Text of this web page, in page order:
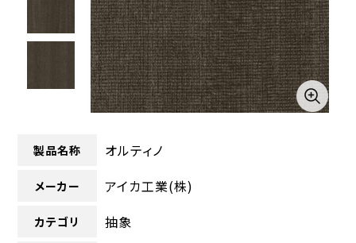
製品名称 オルティノ
メーカー アイカ工業(株)
カテゴリ 抽象